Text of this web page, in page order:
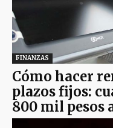
FINANZAS
Cómo hacer
plazos fijos:
800 mil pesos